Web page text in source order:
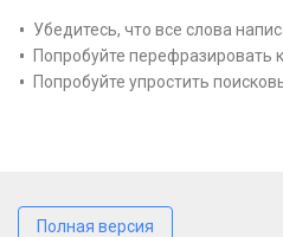
Убедитесь, что все слова
Попробуйте перефразировать
Попробуйте упростить
Полная версия